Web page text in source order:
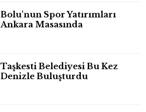
Bolu'nun Spor Yatırımları
Ankara Masasında
Taşkesti Belediyesi Bu Kez
Denizle Buluşturdu